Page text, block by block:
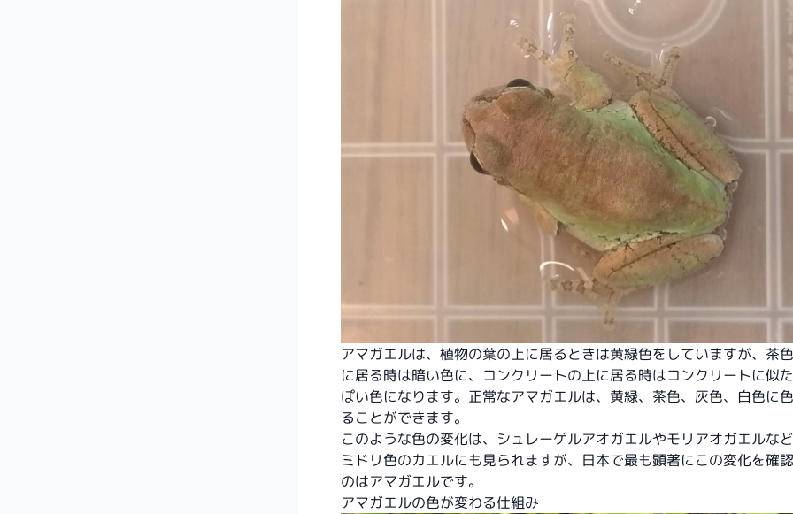
アマガエルは、植物の葉の上に居るときは黄緑色をしていますが、茶
に居る時は暗い色に、コンクリートの上に居る時はコンクリートに似
ぽい色になります。正常なアマガエルは、黄緑、茶色、灰色、白色に
ることができます。
このような色の変化は、シュレーゲルアオガエルやモリアオガエルな
ミドリ色のカエルにも見られますが、日本で最も顕著にこの変化を確
のはアマガエルです。
アマガエルの色が変わる仕組み